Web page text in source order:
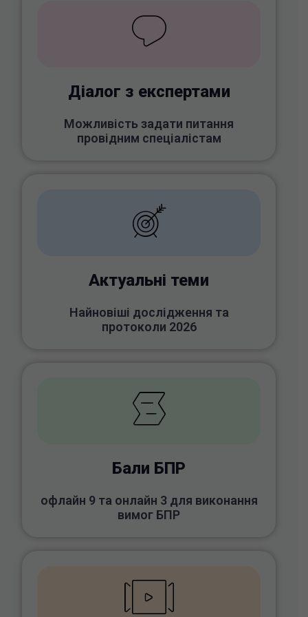
Діалог з експертами
Можливість задати питання
провідним спеціалістам
Актуальні теми
Найновіші дослідження та
протоколи 2026
Бали БПР
офлайн 9 та онлайн 3 для виконання
вимог БПР